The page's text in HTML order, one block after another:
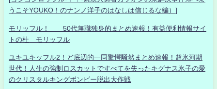
うこそYOUKO！のナンノ洋子のはなしは信じるな編）]
モリッフル！ 50代無職独身的まとめ速報！有益便利情報サイ
トの杜 モリッフル
ユキユキッフル2！ど底辺的一同驚愕騒然まとめ速報！超氷河期
世代！人生の強制ロスカットですべてを失ったキグナス氷子の愛
のクリスタルキングボンビー脱出大作戦